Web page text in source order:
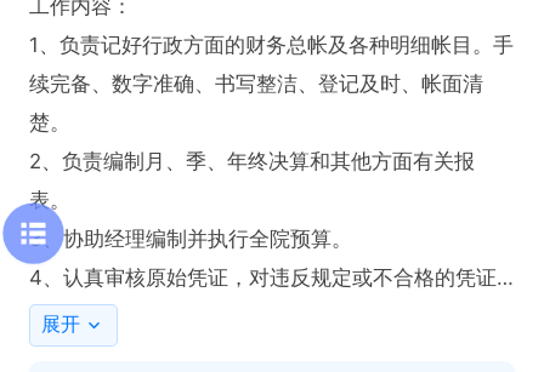
工作内容：
1、负责记好行政方面的财务总帐及各种明细帐目。手
续完备、数字准确、书写整洁、登记及时、帐面清
楚。
2、负责编制月、季、年终决算和其他方面有关报
表。
3、协助经理编制并执行全院预算。
4、认真审核原始凭证，对违反规定或不合格的凭证
应拒绝入帐。要严格掌握开支范围和开支标准。
展开